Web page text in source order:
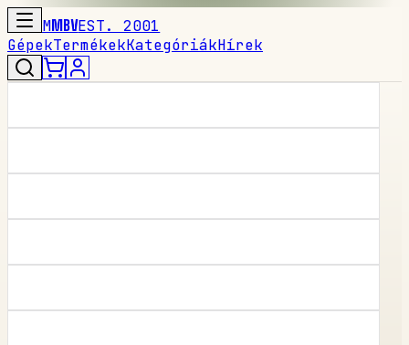
MMBVEST. 2001
GépekTermékekKategóriákHírek